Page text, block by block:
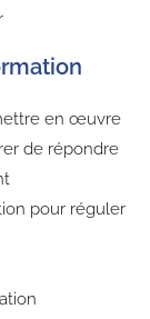
en œuvre
de répondre
pour réguler